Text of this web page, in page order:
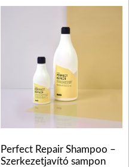
Perfect Repair Shampoo –
Szerkezetjavító sampon